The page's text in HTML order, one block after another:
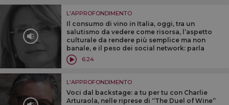
L'APPROFONDIMENTO
Il consumo di vino in Italia, oggi, tra un
salutismo da vedere come risorsa, l’aspetto
culturale da rendere più semplice ma non
banale, e il peso dei social network: parla
Marilena Colussi, tra le più attente studiose ed
analiste dei trend di consumo
6:24
L'APPROFONDIMENTO
Voci dal backstage: a tu per tu con Charlie
Arturaola, nelle riprese di “The Duel of Wine”